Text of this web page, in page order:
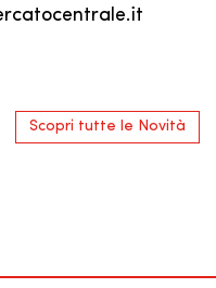
Scopri tutte le Novità